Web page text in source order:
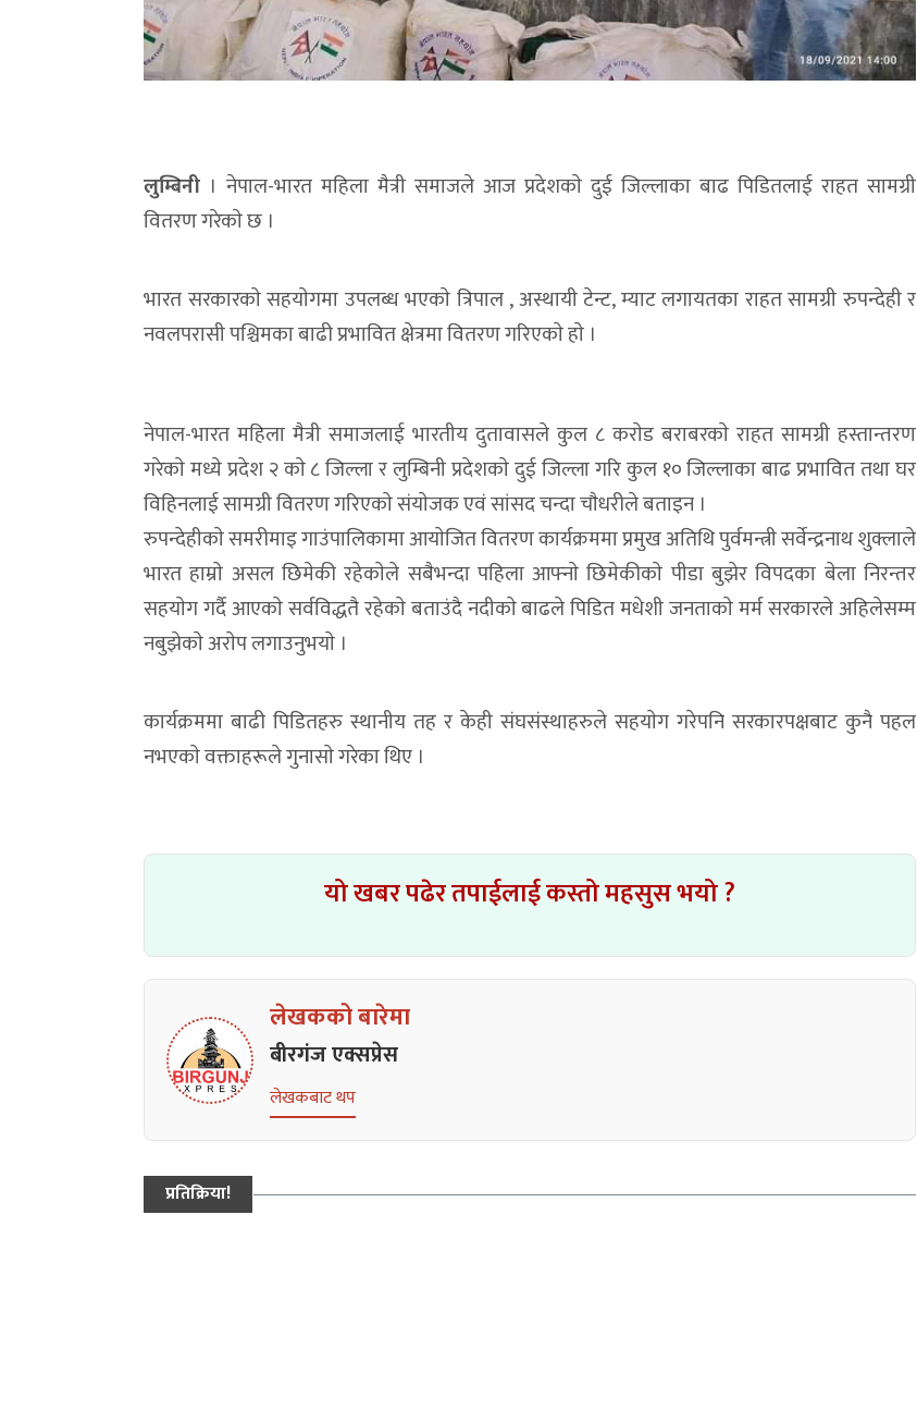
लुम्बिनी । नेपाल-भारत महिला मैत्री समाजले आज प्रदेशकाे दुई जिल्लाका बाढ पिडितलाई राहत सामग्री
वितरण गरेकाे छ ।
भारत सरकारकाे सहयाेगमा उपलब्ध भएकाे त्रिपाल , अस्थायी टेन्ट, म्याट लगायतका राहत सामग्री रुपन्देही र
नवलपरासी पश्चिमका बाढी प्रभावित क्षेत्रमा वितरण गरिएकाे हाे ।
नेपाल-भारत महिला मैत्री समाजलाई भारतीय दुतावासले कुल ८ कराेड बराबरकाे राहत सामग्री हस्तान्तरण
गरेकाे मध्ये प्रदेश २ काे ८ जिल्ला र लुम्बिनी प्रदेशकाे दुई जिल्ला गरि कुल १० जिल्लाका बाढ प्रभावित तथा घर
विहिनलाई सामग्री वितरण गरिएकाे संयाेजक एवं सांसद चन्दा चाैधरीले बताइन ।
रुपन्देहीकाे समरीमाइ गाउंपालिकामा आयाेजित वितरण कार्यक्रममा प्रमुख अतिथि पुर्वमन्त्री सर्वेन्द्रनाथ शुक्लाले
भारत हाम्राे असल छिमेकी रहेकाेले सबैभन्दा पहिला आफ्नाे छिमेकीकाे पीडा बुझेर विपदका बेला निरन्तर
सहयाेग गर्दै आएकाे सर्वविद्धतै रहेकाे बताउंदै नदीकाे बाढले पिडित मधेशी जनताकाे मर्म सरकारले अहिलेसम्म
नबुझेकाे अराेप लगाउनुभयाे ।
कार्यक्रममा बाढी पिडितहरु स्थानीय तह र केही संघसंस्थाहरुले सहयाेग गरेपनि सरकारपक्षबाट कुनै पहल
नभएकाे वक्ताहरूले गुनासाे गरेका थिए ।
यो खबर पढेर तपाईलाई कस्तो महसुस भयो ?
लेखकको बारेमा
बीरगंज एक्सप्रेस
लेखकबाट थप
प्रतिक्रिया!